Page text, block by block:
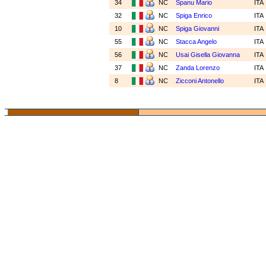
34 NC Spanu Mario
ITA
32
NC Spiga Enrico
ITA
10
NC Spiga Giovanni
ITA
55
NC Stacca Angelo
ITA
56
NC Usai Gisella Giovanna
ITA
37
NC Zanda Lorenzo
ITA
8
NC Zicconi Antonello ITA